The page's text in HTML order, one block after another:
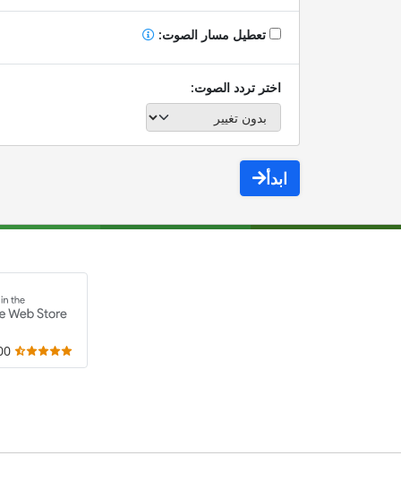
تعطيل مسار الصوت:
اختر تردد الصوت:
ابدأ